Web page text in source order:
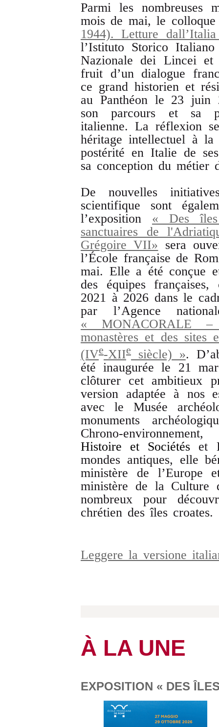
Parmi les nombreuses
mois de mai, le
1944). Letture
l’Istituto Storico
Nazionale dei Lincei et
fruit d’un dialogue
ce grand historien et
au Panthéon le 23 juin
son parcours et sa
italienne. La réflexion
héritage intellectuel à
postérité en Italie de
sa conception du métier
De nouvelles
scientifique sont
l’exposition « Des
sanctuaires de
Grégoire VII» sera
l’École française de
mai. Elle a été conçue
des équipes
2021 à 2026 dans le
par l’Agence
« MONACORALE
monastères et des sites
(IVe-XIIe siècle) ».
été inaugurée le 21
clôturer cet ambitieux
version adaptée à nos
avec le Musée
monuments
Chrono-
Histoire et Sociétés et
mondes antiques, elle
ministère de l’Europe
ministère de la Culture
nombreux pour
chrétien des îles croates.
Leggere la versione
À LA UNE
EXPOSITION « DES